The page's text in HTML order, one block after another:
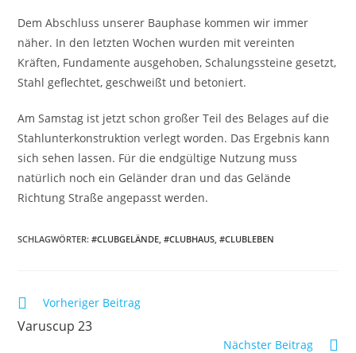
Dem Abschluss unserer Bauphase kommen wir immer
näher. In den letzten Wochen wurden mit vereinten
Kräften, Fundamente ausgehoben, Schalungssteine gesetzt,
Stahl geflechtet, geschweißt und betoniert.
Am Samstag ist jetzt schon großer Teil des Belages auf die
Stahlunterkonstruktion verlegt worden. Das Ergebnis kann
sich sehen lassen. Für die endgültige Nutzung muss
natürlich noch ein Geländer dran und das Gelände
Richtung Straße angepasst werden.
SCHLAGWÖRTER:#CLUBGELÄNDE #CLUBHAUS #CLUBLEBEN
Weitere
ansehen
Vorheriger Beitrag
Varuscup 23
Nächster Beitrag